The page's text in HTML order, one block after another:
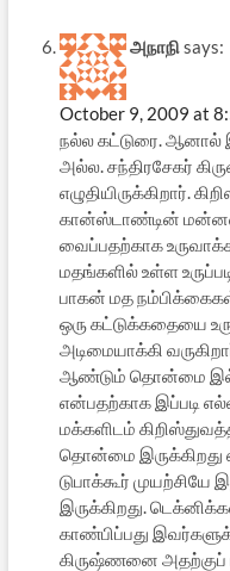
அநாநிsays:
October 9, 2009 at
நல்ல கட்டுரை. ஆனால்
அல்ல. சந்திரசேகர்
எழுதியிருக்கிறார்.
கான்ஸ்டாண்டின்
வைப்பதற்காக
மதங்களில் உள்ள
பாகன் மத
ஒரு கட்டுக்கதையை
அடிமையாக்கி
ஆண்டும் தொன்மை
என்பதற்காக இப்படி
மக்களிடம்
தொன்மை இருக்கிறது
டுபாக்கூர் முயற்சியே
இருக்கிறது.
காண்பிப்பது
கிருஷ்ணனை அதற்குப்